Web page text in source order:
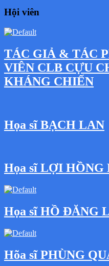
Hội viên
TÁC GIẢ & TÁC
VIÊN CLB CỰU
KHÁNG CHIẾN
Họa sĩ BẠCH LAN
Họa sĩ LỢI HỒNG
Họa sĩ HỒ ĐĂNG
Hõa sĩ PHÙNG